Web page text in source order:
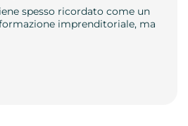
spesso ricordato come un
imprenditoriale, ma